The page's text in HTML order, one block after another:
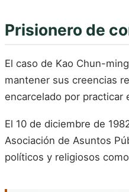
Prisionero de
El caso de Kao Chun-
mantener sus creencias
encarcelado por practicar
El 10 de diciembre de
Asociación de Asuntos
políticos y religiosos